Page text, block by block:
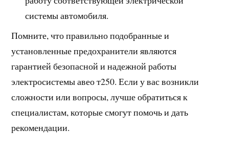
системы автомобиля.
Помните, что правильно подобранные и
установленные предохранители являются
гарантией безопасной и надежной работы
электросистемы авео т250. Если у вас возникли
сложности или вопросы, лучше обратиться к
специалистам, которые смогут помочь и дать
рекомендации.